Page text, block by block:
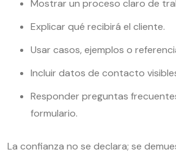
Mostrar un proceso claro de
Explicar qué recibirá el cliente.
Usar casos, ejemplos o
Incluir datos de contacto
Responder preguntas
formulario.
La confianza no se declara; se